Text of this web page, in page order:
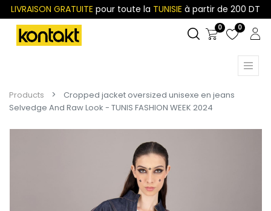
LIVRAISON GRATUITE pour toute la TUNISIE à partir de 200 DT
0 0
Products
Cropped jacket oversized unisexe en jeans
Selvedge And Raw Look - TUNIS FASHION WEEK 2024